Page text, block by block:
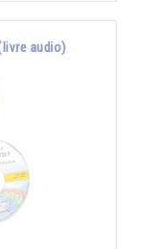
audio)